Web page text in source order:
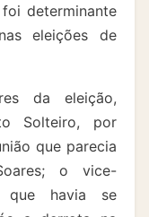
determinante
eleições de
da eleição,
Solteiro, por
que parecia
o vice-
que havia se